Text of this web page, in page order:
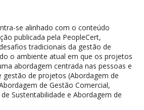
se alinhado com o conteúdo
publicada pela PeopleCert,
tradicionais da gestão de
o ambiente atual em que os projetos
abordagem centrada nas pessoas e
de projetos (Abordagem de
de Gestão Comercial,
Sustentabilidade e Abordagem de